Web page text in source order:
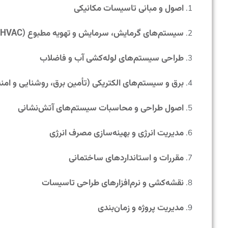
اصول و مبانی تاسیسات مکانیکی
سیستم‌های گرمایش، سرمایش و تهویه مطبوع (HVAC)
طراحی سیستم‌های لوله‌کشی آب و فاضلاب
برق و سیستم‌های الکتریکی (تأمین برق، روشنایی و
اصول طراحی و محاسبات سیستم‌های آتش‌نشانی
مدیریت انرژی و بهینه‌سازی مصرف انرژی
مقررات و استانداردهای ساختمانی
نقشه‌کشی و نرم‌افزارهای طراحی تاسیسات
مدیریت پروژه و زمان‌بندی